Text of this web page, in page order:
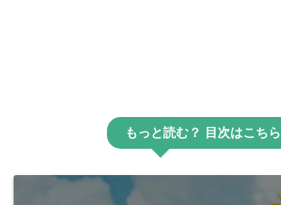
もっと読む？ 目次はこちら